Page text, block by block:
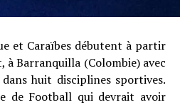
et Caraïbes débutent à partir
à Barranquilla (Colombie) avec
huit disciplines sportives.
de Football qui devrait avoir